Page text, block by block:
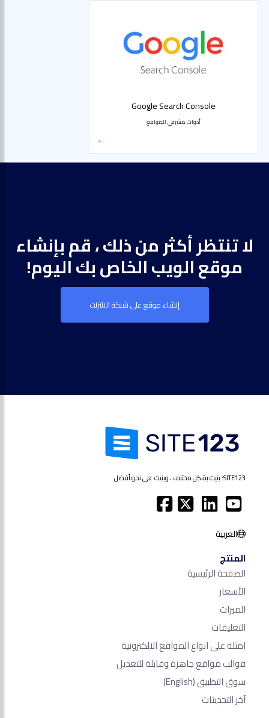
Google Search Console
أدوات مشرفي المواقع
لا تنتظر أكثر من ذلك ، قم بإنشاء
موقع الويب الخاص بك اليوم!
إنشاء موقع على شبكة الانترنت
SITE123: بنيت بشكل مختلف ، وبنيت على نحو أفضل.
العربية
المنتج
الصفحة الرئيسية
الأسعار
الميزات
التعليقات
امثلة على انواع المواقع الالكترونية
قوالب مواقع جاهزة وقابلة للتعديل
سوق التطبيق(English)
آخر التحديثات